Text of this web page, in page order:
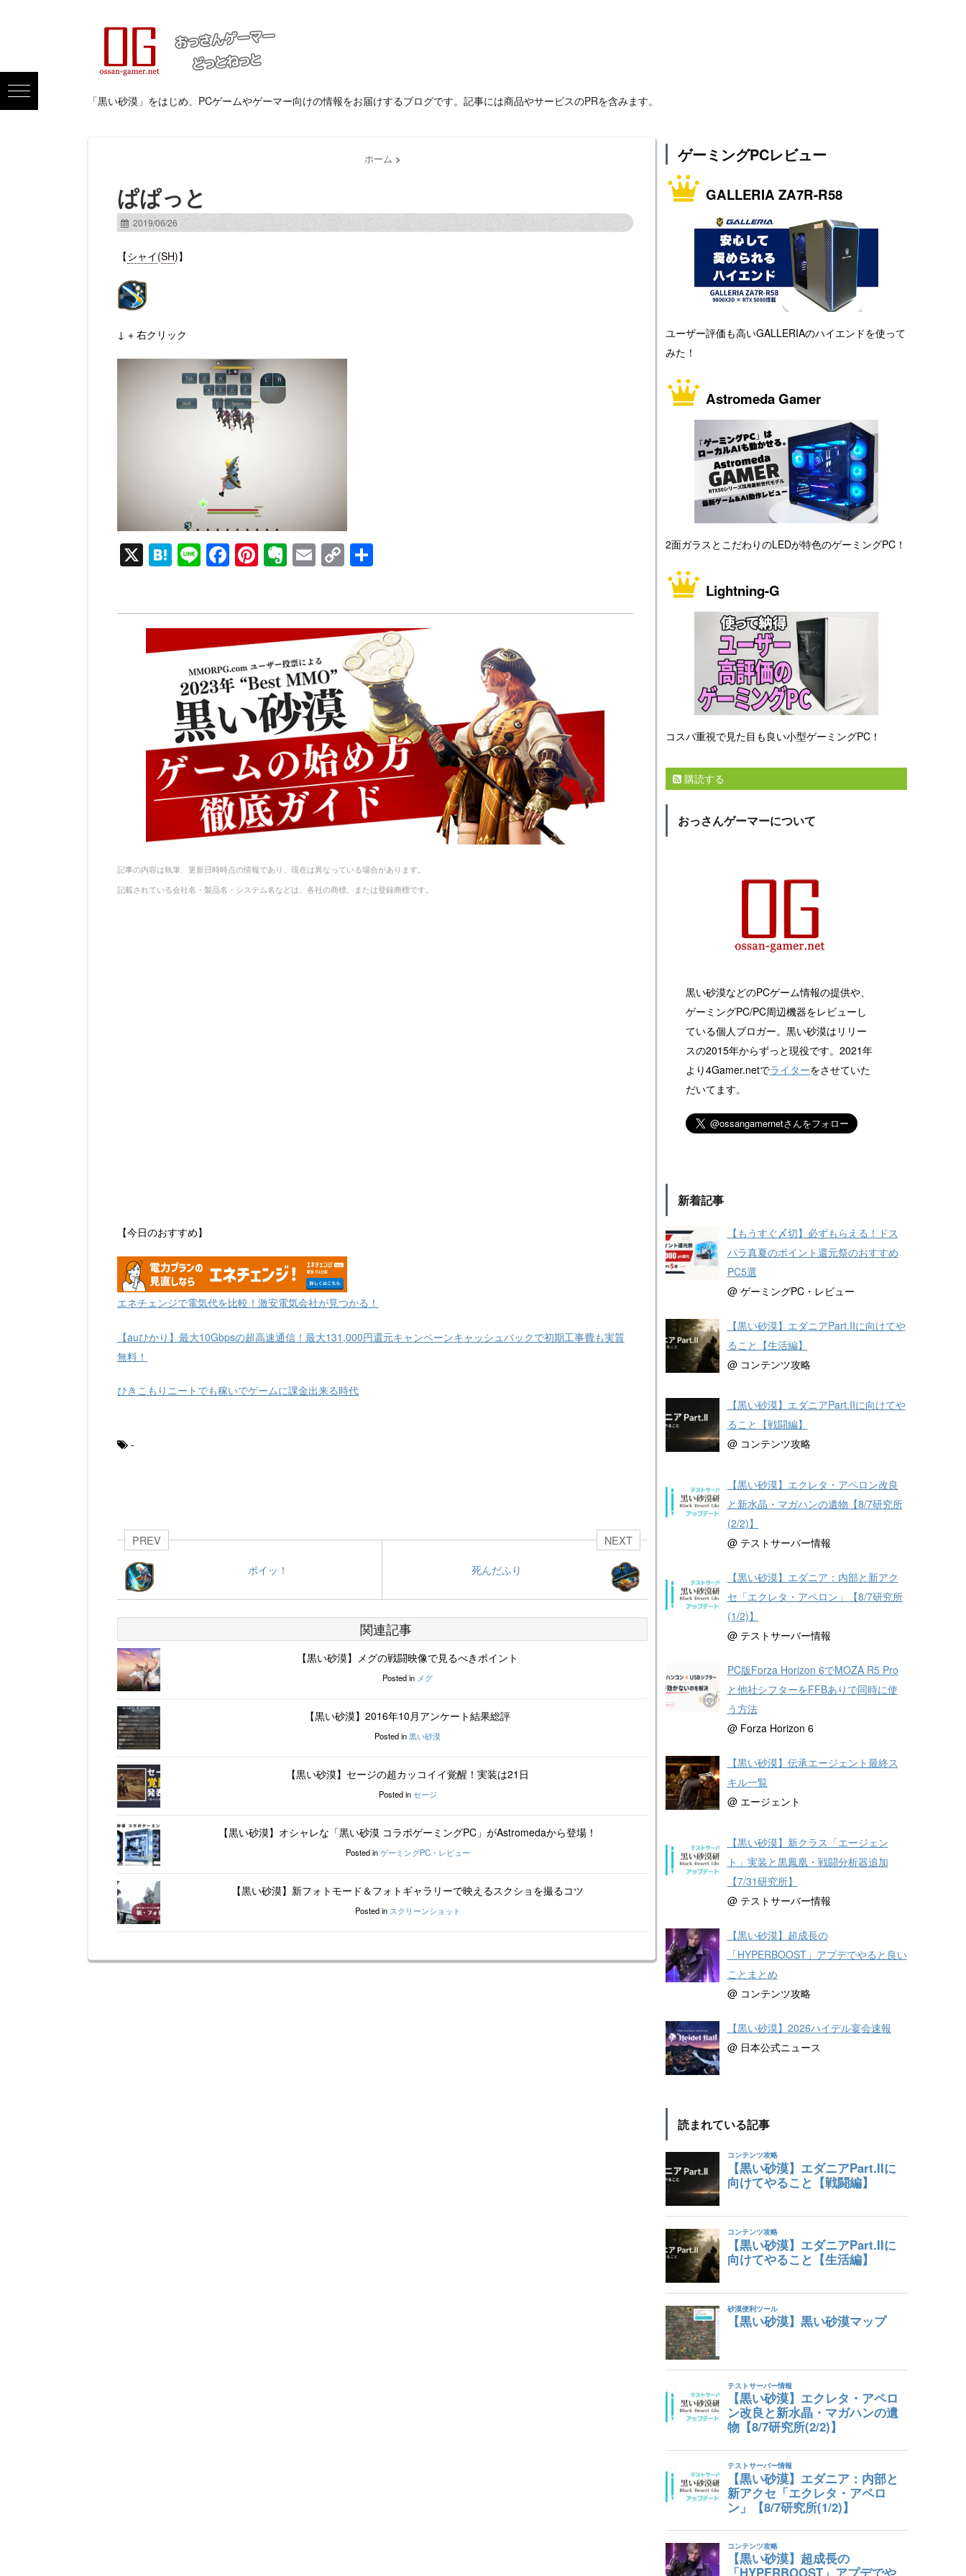
「黒い砂漠」をはじめ、PCゲームやゲーマー向けの情報をお届けするブログです。記事には商品やサービスのPRを含みます。
ホーム >
ぱぱっと
2019/06/26
【シャイ(SH)】
↓ + 右クリック
X H
at
n
a
Li
n
F
a
e
b
o
o
k
Pi
nt
e
st
E
v
n
ot
e
E
m
C
o
y
Li
n
記事の内容は執筆、更新日時時点の情報であり、現在は異なっている場合があります。
記載されている会社名・製品名・システム名などは、各社の商標、または登録商標です。
【今日のおすすめ】
エネチェンジで電気代を比較！激安電気会社が見つかる！
【auひかり】最大10Gbpsの超高速通信！最大131,000円還元キャンペーンキャッシュバックで初期工事費も実質
無料！
ひきこもりニートでも稼いでゲームに課金出来る時代
-
PREV
ポイッ！
NEXT
死んだふり
関連記事
【黒い砂漠】メグの戦闘映像で見るべきポイント
Posted in メグ
【黒い砂漠】2016年10月アンケート結果総評
Posted in黒い砂漠
【黒い砂漠】セージの超カッコイイ覚醒！実装は21日
Posted inセージ
【黒い砂漠】オシャレな「黒い砂漠 コラボゲーミングPC」がAstromedaから登場！
Posted inゲーミングPC・レビュー
【黒い砂漠】新フォトモード＆フォトギャラリーで映えるスクショを撮るコツ
Posted in スクリーンショット
ゲーミングPCレビュー
GALLERIA ZA7R-R58
ユーザー評価も高いGALLERIAのハイエンドを使って
みた！
Astromeda Gamer
2面ガラスとこだわりのLEDが特色のゲーミングPC！
Lightning-G
コスパ重視で見た目も良い小型ゲーミングPC！
購読する
おっさんゲーマーについて
黒い砂漠などのPCゲーム情報の提供や、
ゲーミングPC/PC周辺機器をレビューし
ている個人ブロガー。黒い砂漠はリリー
スの2015年からずっと現役です。2021年
より4Gamer.netでライターをさせていた
だいてます。
新着記事
【もうすぐ〆切】必ずもらえる！ドス
パラ真夏のポイント還元祭のおすすめ
PC5選
@ ゲーミングPC・レビュー
【黒い砂漠】エダニアPart.IIに向けてや
ること【生活編】
@ コンテンツ攻略
【黒い砂漠】エダニアPart.IIに向けてや
ること【戦闘編】
@ コンテンツ攻略
【黒い砂漠】エクレタ・アペロン改良
と新水晶・マガハンの遺物【8/7研究所
(2/2)】
@ テストサーバー情報
【黒い砂漠】エダニア：内部と新アク
セ「エクレタ・アペロン」【8/7研究所
(1/2)】
@ テストサーバー情報
PC版Forza Horizon 6でMOZA R5 Pro
と他社シフターをFFBありで同時に使
う方法
@ Forza Horizon 6
【黒い砂漠】伝承エージェント最終ス
キル一覧
@ エージェント
【黒い砂漠】新クラス「エージェン
ト」実装と黒鳳凰・戦闘分析器追加
【7/31研究所】
@ テストサーバー情報
【黒い砂漠】超成長の
「HYPERBOOST」アプデでやると良い
ことまとめ
@ コンテンツ攻略
【黒い砂漠】2026ハイデル宴会速報
@ 日本公式ニュース
読まれている記事